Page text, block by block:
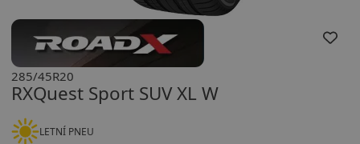
RXQuest Sport SUV XL W
285/45R20
LETNÍ PNEU